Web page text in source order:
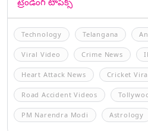
Technology Telangana
Viral Video Crime News
Heart Attack News Cricket
Road Accident Videos
PM Narendra Modi Astrology